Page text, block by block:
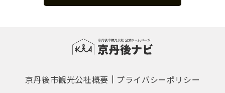
京丹後市観光公社概要
プライバシーポリシー